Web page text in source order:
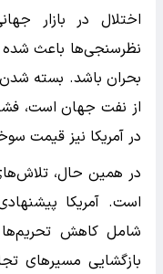
اختلال در بازار
نظرسنجی‌ها باعث شده
بحران باشد. بسته
از نفت جهان است،
در آمریکا نیز قیمت
در همین حال،
است. آمریکا
شامل کاهش تحریم‌ها
بازگشایی مسیرهای